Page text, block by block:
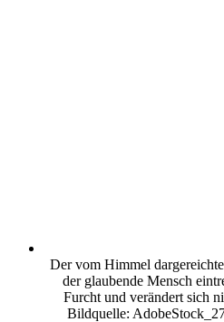
Der vom Himmel
der glaubende Mensch
Furcht und verändert sich
Bildquelle: